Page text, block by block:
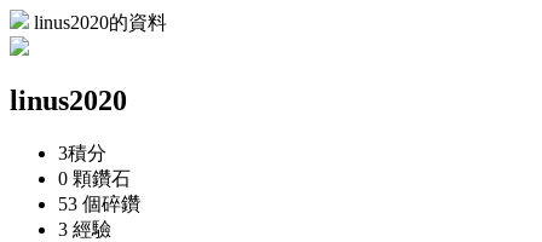
linus2020的資料
linus2020
3積分
0 顆鑽石
53 個碎鑽
3 經驗